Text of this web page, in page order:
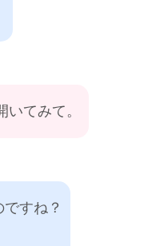
てみて。
すね？